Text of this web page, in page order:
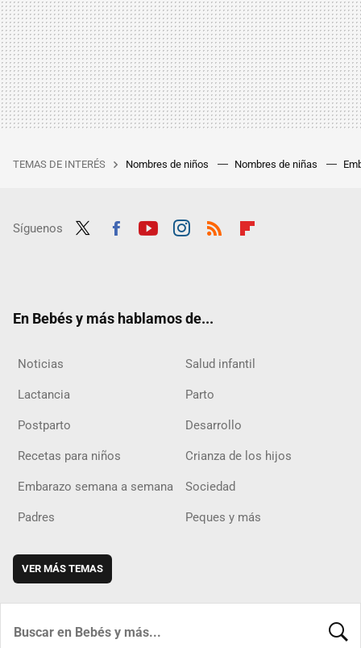
TEMAS DE INTERÉS Nombres de niños Nombres de niñas
Síguenos
En Bebés y más hablamos de...
Noticias Salud infantil
Lactancia Parto
Postparto Desarrollo
Recetas para niños Crianza de los hijos
Embarazo semana a semana Sociedad
Padres Peques y más
VER MÁS TEMAS